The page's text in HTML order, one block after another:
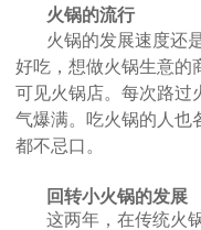
火锅的流行
火锅的发展速度还
好吃，想做火锅生意的
可见火锅店。每次路过
气爆满。吃火锅的人也
都不忌口。
回转小火锅的发展
这两年，在传统火